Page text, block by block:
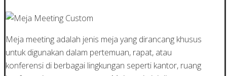
Meja meeting adalah jenis meja yang dirancang khusus
untuk digunakan dalam pertemuan, rapat, atau
konferensi di berbagai lingkungan seperti kantor, ruang